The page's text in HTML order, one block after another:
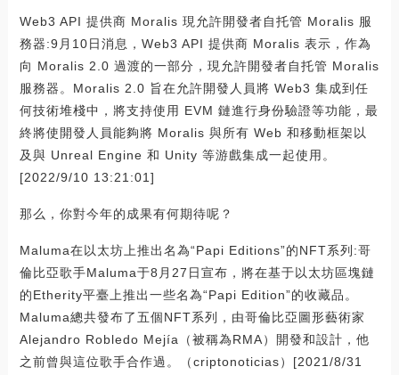
Web3 API 提供商 Moralis 現允許開發者自托管 Moralis 服
務器:9月10日消息，Web3 API 提供商 Moralis 表示，作為
向 Moralis 2.0 過渡的一部分，現允許開發者自托管 Moralis
服務器。Moralis 2.0 旨在允許開發人員將 Web3 集成到任
何技術堆棧中，將支持使用 EVM 鏈進行身份驗證等功能，最
終將使開發人員能夠將 Moralis 與所有 Web 和移動框架以
及與 Unreal Engine 和 Unity 等游戲集成一起使用。
[2022/9/10 13:21:01]
那么，你對今年的成果有何期待呢？
Maluma在以太坊上推出名為“Papi Editions”的NFT系列:哥
倫比亞歌手Maluma于8月27日宣布，將在基于以太坊區塊鏈
的Etherity平臺上推出一些名為“Papi Edition”的收藏品。
Maluma總共發布了五個NFT系列，由哥倫比亞圖形藝術家
Alejandro Robledo Mejía（被稱為RMA）開發和設計，他
之前曾與這位歌手合作過。（criptonoticias）[2021/8/31